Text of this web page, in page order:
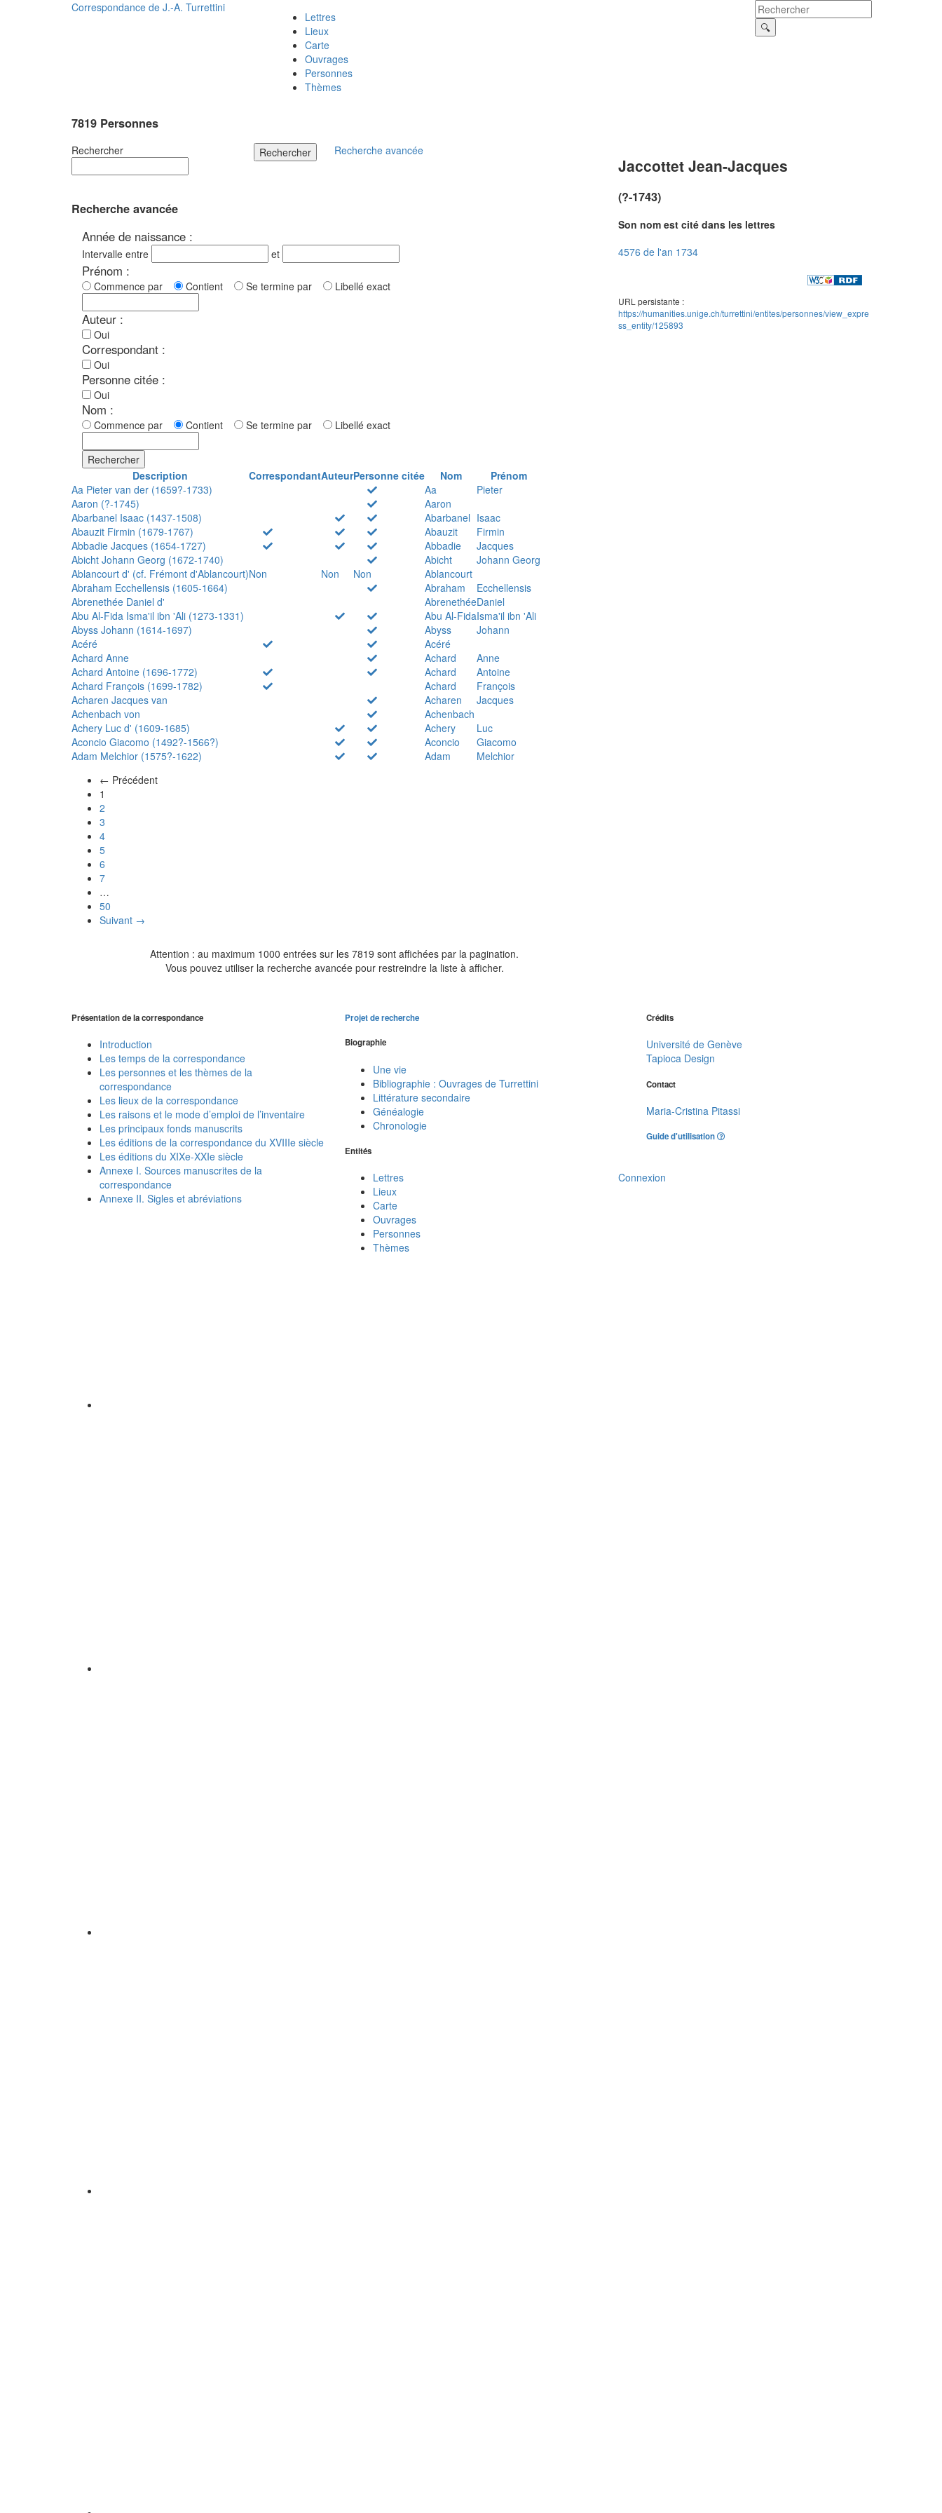
Correspondance de J.-A. Turrettini
Lettres
Lieux
Carte
Ouvrages
Personnes
Thèmes
7819 Personnes
Rechercher Rechercher Recherche avancée
Recherche avancée
Année de naissance :
Intervalle entre et
Prénom :
Commence par Contient Se termine par Libellé exact
Auteur :
Oui
Correspondant :
Oui
Personne citée :
Oui
Nom :
Commence par Contient Se termine par Libellé exact
Rechercher
Description
CorrespondantAuteurPersonne citée Nom
Prénom
Aa Pieter van der (1659?-1733)
Aa
Pieter
Aaron (?-1745)
Aaron
Abarbanel Isaac (1437-1508)
Abarbanel Isaac
Abauzit Firmin (1679-1767)
Abauzit
Firmin
Abbadie Jacques (1654-1727)
Abbadie
Jacques
Abicht Johann Georg (1672-1740)
Abicht
Johann Georg
Ablancourt d' (cf. Frémont d'Ablancourt)Non Non Non
Ablancourt
Abraham Ecchellensis (1605-1664)
Abraham
Ecchellensis
Abrenethée Daniel d'
AbrenethéeDaniel
Abu Al-Fida Isma'il ibn 'Ali (1273-1331)
Abu Al-FidaIsma'il ibn 'Ali
Abyss Johann (1614-1697)
Abyss
Johann
Acéré
Acéré
Achard Anne
Achard
Anne
Achard Antoine (1696-1772)
Achard
Antoine
Achard François (1699-1782)
Achard
François
Acharen Jacques van
Acharen
Jacques
Achenbach von
Achenbach
Achery Luc d' (1609-1685)
Achery
Luc
Aconcio Giacomo (1492?-1566?)
Aconcio
Giacomo
Adam Melchior (1575?-1622)
Adam
Melchior
← Précédent
1
2
3
4
5
6
7
…
50
Suivant →
Attention : au maximum 1000 entrées sur les 7819 sont affichées par la pagination.
Vous pouvez utiliser la recherche avancée pour restreindre la liste à afficher.
Jaccottet Jean-Jacques
(?-1743)
Son nom est cité dans les lettres
4576 de l'an 1734
URL persistante :
https://humanities.unige.ch/turrettini/entites/personnes/view_expre
ss_entity/125893
Présentation de la correspondance
Introduction
Les temps de la correspondance
Les personnes et les thèmes de la
correspondance
Les lieux de la correspondance
Les raisons et le mode d’emploi de l’inventaire
Les principaux fonds manuscrits
Les éditions de la correspondance du XVIIIe siècle
Les éditions du XIXe-XXIe siècle
Annexe I. Sources manuscrites de la
correspondance
Annexe II. Sigles et abréviations
Projet de recherche
Biographie
Une vie
Bibliographie : Ouvrages de Turrettini
Littérature secondaire
Généalogie
Chronologie
Entités
Lettres
Lieux
Carte
Ouvrages
Personnes
Thèmes
Crédits
Université de Genève
Tapioca Design
Contact
Maria-Cristina Pitassi
Guide d'utilisation
Connexion